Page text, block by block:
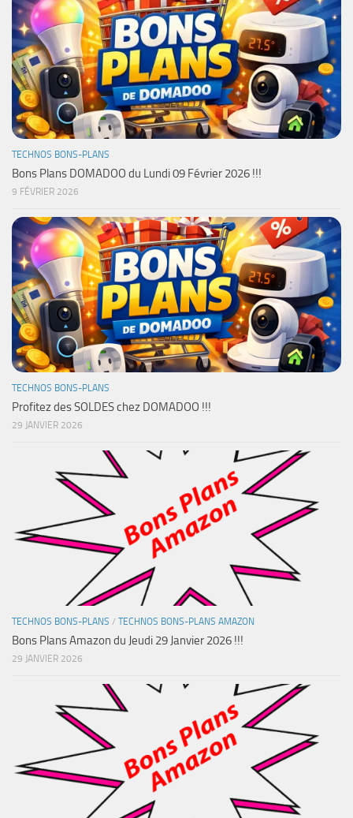
TECHNOS BONS-PLANS
Bons Plans DOMADOO du Lundi 09 Février 2026 !!!
9 FÉVRIER 2026
TECHNOS BONS-PLANS
Profitez des SOLDES chez DOMADOO !!!
29 JANVIER 2026
TECHNOS BONS-PLANS / TECHNOS BONS-PLANS AMAZON
Bons Plans Amazon du Jeudi 29 Janvier 2026 !!!
29 JANVIER 2026